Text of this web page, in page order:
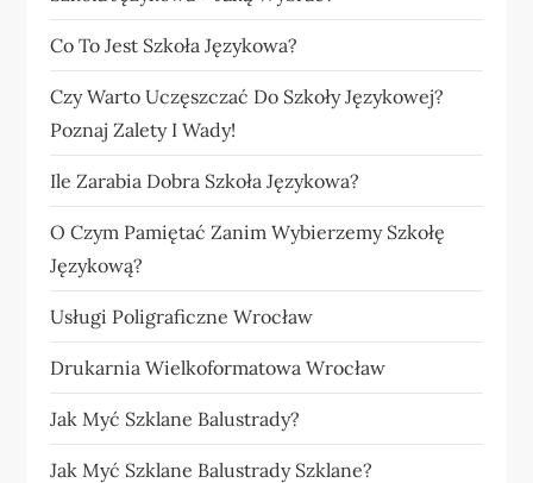
Co To Jest Szkoła Językowa?
Czy Warto Uczęszczać Do Szkoły Językowej?
Poznaj Zalety I Wady!
Ile Zarabia Dobra Szkoła Językowa?
O Czym Pamiętać Zanim Wybierzemy Szkołę
Językową?
Usługi Poligraficzne Wrocław
Drukarnia Wielkoformatowa Wrocław
Jak Myć Szklane Balustrady?
Jak Myć Szklane Balustrady Szklane?